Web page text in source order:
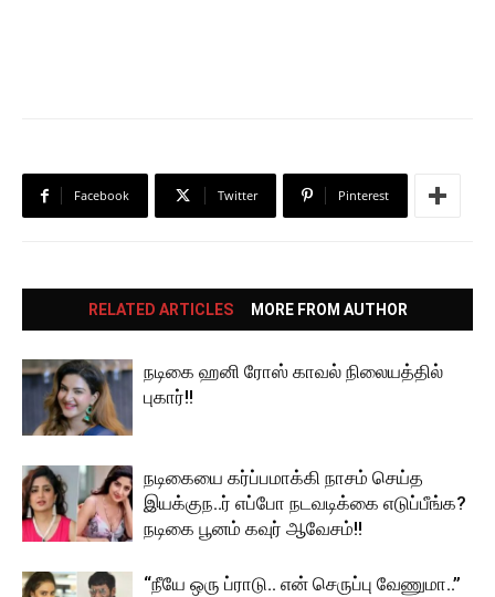
Facebook Twitter Pinterest
RELATED ARTICLES MORE FROM AUTHOR
நடிகை ஹனி ரோஸ் காவல் நிலையத்தில்
புகார்!!
நடிகையை கர்ப்பமாக்கி நாசம் செய்த
இயக்குந..ர் எப்போ நடவடிக்கை எடுப்பீங்க?
நடிகை பூனம் கவுர் ஆவேசம்!!
“நீயே ஒரு ப்ராடு.. என் செருப்பு வேணுமா..”